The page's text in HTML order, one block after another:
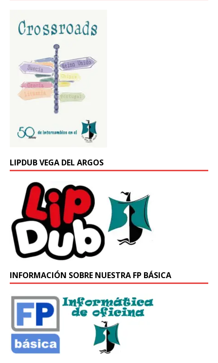
LIPDUB VEGA DEL ARGOS
INFORMACIÓN SOBRE NUESTRA FP BÁSICA